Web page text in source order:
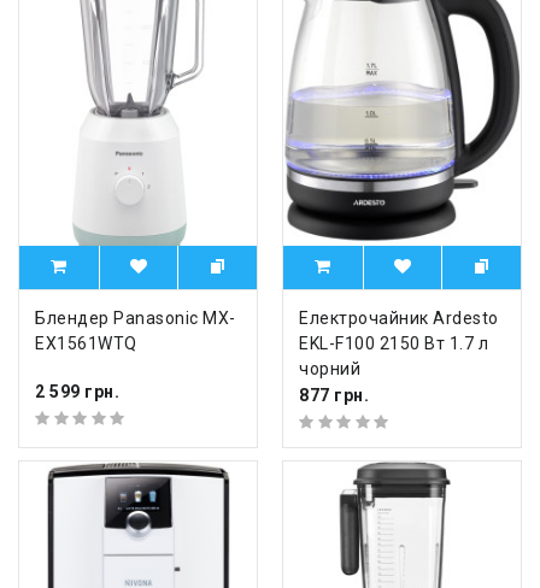
Блендер Panasonic MX-
EX1561WTQ
2 599 грн.
Електрочайник Ardesto
EKL-F100 2150 Вт 1.7 л
чорний
877 грн.